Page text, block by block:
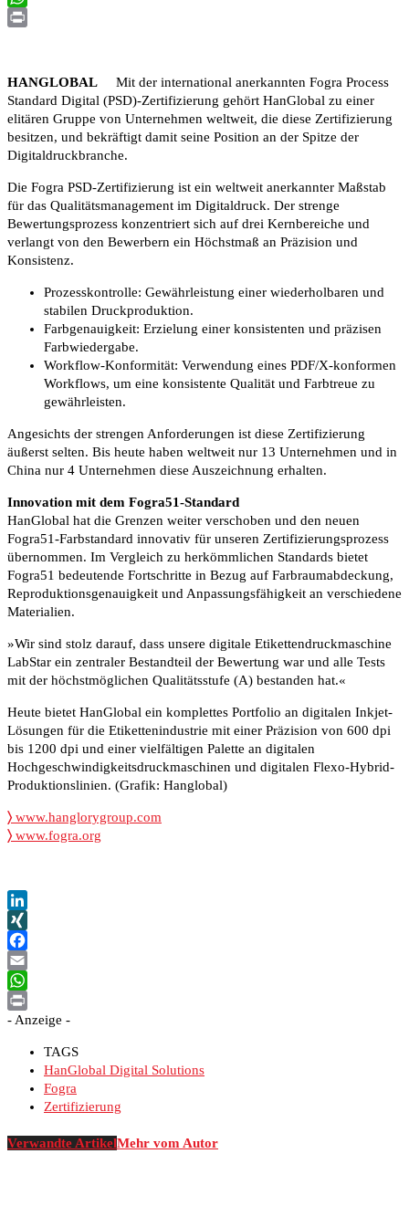
WhatsApp
HANGLOBAL Mit der international anerkannten Fogra Process
Standard Digital (PSD)-Zertifizierung gehört HanGlobal zu einer
elitären Gruppe von Unternehmen weltweit, die diese Zertifizierung
besitzen, und bekräftigt damit seine Position an der Spitze der
Digitaldruckbranche.
Die Fogra PSD-Zertifizierung ist ein weltweit anerkannter Maßstab
für das Qualitätsmanagement im Digitaldruck. Der strenge
Bewertungsprozess konzentriert sich auf drei Kernbereiche und
verlangt von den Bewerbern ein Höchstmaß an Präzision und
Konsistenz.
Prozesskontrolle: Gewährleistung einer wiederholbaren und
stabilen Druckproduktion.
Farbgenauigkeit: Erzielung einer konsistenten und präzisen
Farbwiedergabe.
Workflow-Konformität: Verwendung eines PDF/X-konformen
Workflows, um eine konsistente Qualität und Farbtreue zu
gewährleisten.
Angesichts der strengen Anforderungen ist diese Zertifizierung
äußerst selten. Bis heute haben weltweit nur 13 Unternehmen und in
China nur 4 Unternehmen diese Auszeichnung erhalten.
Innovation mit dem Fogra51-Standard
HanGlobal hat die Grenzen weiter verschoben und den neuen
Fogra51-Farbstandard innovativ für unseren Zertifizierungsprozess
übernommen. Im Vergleich zu herkömmlichen Standards bietet
Fogra51 bedeutende Fortschritte in Bezug auf Farbraumabdeckung,
Reproduktionsgenauigkeit und Anpassungsfähigkeit an verschiedene
Materialien.
»Wir sind stolz darauf, dass unsere digitale Etikettendruckmaschine
LabStar ein zentraler Bestandteil der Bewertung war und alle Tests
mit der höchstmöglichen Qualitätsstufe (A) bestanden hat.«
Heute bietet HanGlobal ein komplettes Portfolio an digitalen Inkjet-
Lösungen für die Etikettenindustrie mit einer Präzision von 600 dpi
bis 1200 dpi und einer vielfältigen Palette an digitalen
Hochgeschwindigkeitsdruckmaschinen und digitalen Flexo-Hybrid-
Produktionslinien. (Grafik: Hanglobal)
〉 www.hanglorygroup.com
〉 www.fogra.org
LinkedIn
XING
Facebook
Email
WhatsApp
Print
- Anzeige -
TAGS
HanGlobal Digital Solutions
Fogra
Zertifizierung
Verwandte ArtikelMehr vom Autor